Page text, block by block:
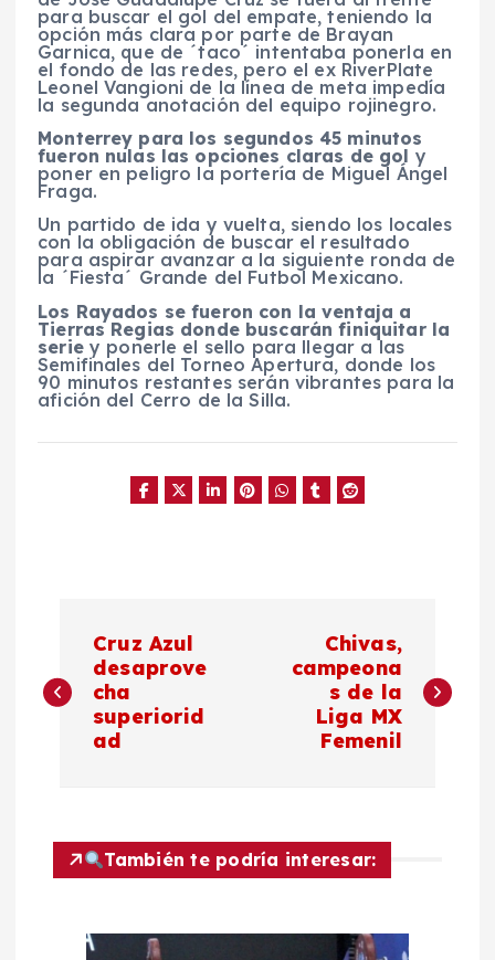
para buscar el gol del empate, teniendo la
opción más clara por parte de Brayan
Garnica, que de ´taco´ intentaba ponerla en
el fondo de las redes, pero el ex RiverPlate
Leonel Vangioni de la línea de meta impedía
la segunda anotación del equipo rojinegro.
Monterrey para los segundos 45 minutos
fueron nulas las opciones claras de gol y
poner en peligro la portería de Miguel Ángel
Fraga.
Un partido de ida y vuelta, siendo los locales
con la obligación de buscar el resultado
para aspirar avanzar a la siguiente ronda de
la ´Fiesta´ Grande del Futbol Mexicano.
Los Rayados se fueron con la ventaja a
Tierras Regias donde buscarán finiquitar la
seriey ponerle el sello para llegar a las
Semifinales del Torneo Apertura, donde los
90 minutos restantes serán vibrantes para la
afición del Cerro de la Silla.
a
g
a
Cruz Azul
desaprove
cha
superiorid
ad
Chivas,
campeona
s de la
Liga MX
Femenil
También te podría interesar: